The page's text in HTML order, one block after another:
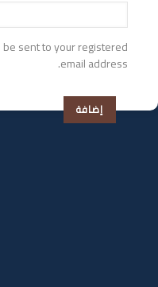
sent to your registered
email address.